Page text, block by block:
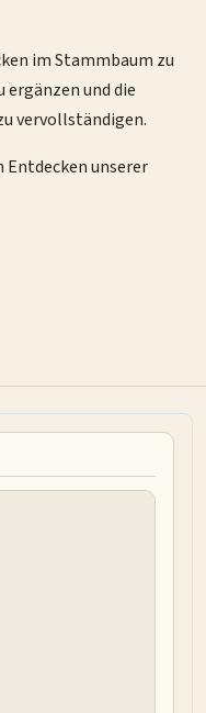
im Stammbaum zu
und die
vervollständigen.
Entdecken unserer